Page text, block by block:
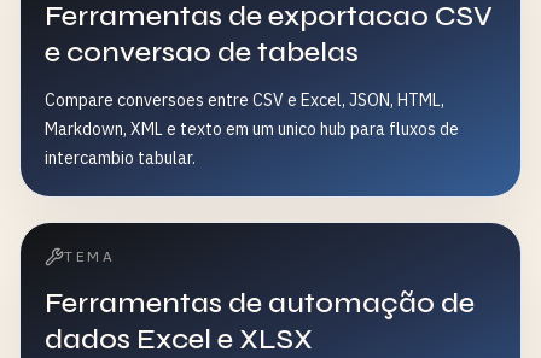
Ferramentas de exportacao CSV
e conversao de tabelas
Compare conversoes entre CSV e Excel, JSON, HTML,
Markdown, XML e texto em um unico hub para fluxos de
intercambio tabular.
TEMA
Ferramentas de automação de
dados Excel e XLSX